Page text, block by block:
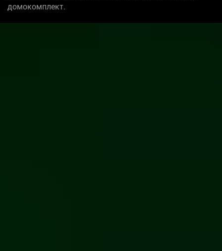
домокомплект.